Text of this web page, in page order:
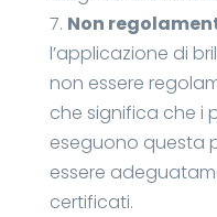
7. Non
l’applicazione di
non essere
che significa che i
eseguono questa
essere
certificati.